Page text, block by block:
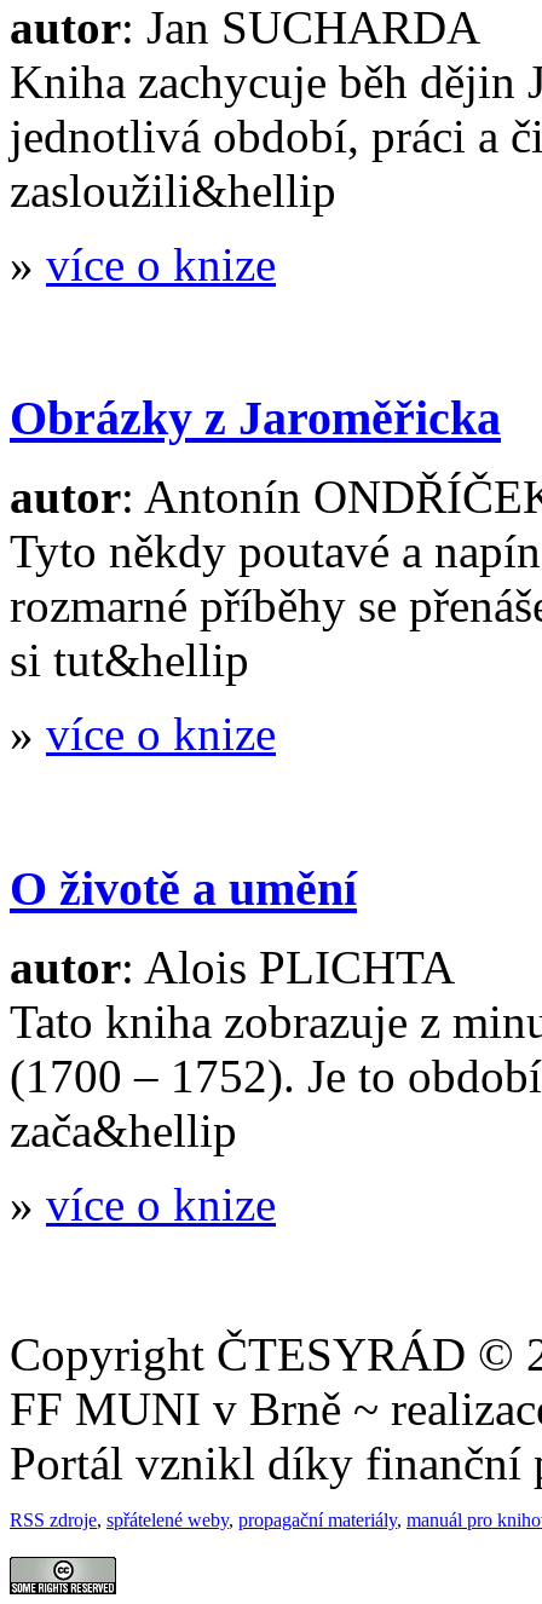
autor: Jan SUCHARDA
Kniha zachycuje běh dějin
jednotlivá období, práci a
zasloužili&hellip
» více o knize
Obrázky z Jaroměřicka
autor: Antonín
Tyto někdy poutavé a
rozmarné příběhy se
si tut&hellip
» více o knize
O životě a umění
autor: Alois PLICHTA
Tato kniha zobrazuje z
(1700 – 1752). Je to
zača&hellip
» více o knize
Copyright ČTESYRÁD ©
FF MUNI v Brně ~
Portál vznikl díky finanční
RSS zdroje, spřátelené weby, propagační materiály, manuál pro